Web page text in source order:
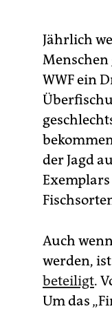
Jährlich
Menschen
WWF ein
der Jagd
Auch
werden,
beteiligt.
Um das